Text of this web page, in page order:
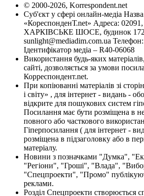
© 2000-2026, Korrespondent.net
Суб'єкт у сфері онлайн-медіа
«КореспонденТ.net» Адреса: 02091,
ХАРКІВСЬКЕ ШОСЕ, будинок 172-
sunlight@mediadim.com.ua
Ідентифікатор медіа – R40-06068
Використання будь-яких
сайті, дозволяється за умови
Корреспондент.net.
При копіюванні матеріалів зі
і світу» , для інтернет - видань -
відкрите для пошукових систем
Посилання має бути розміщена в
повного або часткового
Гіперпосилання ( для інтернет -
розміщена в підзаголовку або в
матеріалу.
Новини з позначками "Думка",
"Регіони", "Гроші", "Влада",
"Спецпроекти", "Промо"
реклами.
Розділ Спецпроекти створюється